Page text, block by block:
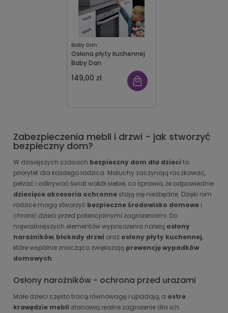
Baby Dan
Osłona płyty kuchennej
Baby Dan
149,00 zł
Zabezpieczenia mebli i drzwi - jak stworzyć
bezpieczny dom?
W dzisiejszych czasach bezpieczny dom dla dzieci to
priorytet dla każdego rodzica. Maluchy zaczynają raczkować,
pełzać i odkrywać świat wokół siebie, co sprawia, że odpowiednie
dziecięce akcesoria ochronne stają się niezbędne. Dzięki nim
rodzice mogą stworzyć bezpieczne środowisko domowe i
chronić dzieci przed potencjalnymi zagrożeniami. Do
najważniejszych elementów wyposażenia należą osłony
narożników, blokady drzwi oraz osłony płyty kuchennej,
które wspólnie znacząco zwiększają prewencję wypadków
domowych.
Osłony narożników - ochrona przed urazami
Małe dzieci często tracą równowagę i upadają, a ostre
krawędzie mebli stanowią realne zagrożenie dla ich